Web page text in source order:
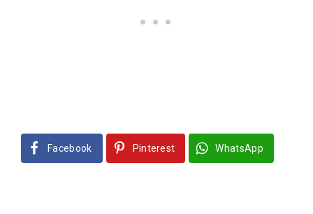
Facebook Pinterest WhatsApp